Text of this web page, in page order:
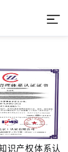
识产权体系认